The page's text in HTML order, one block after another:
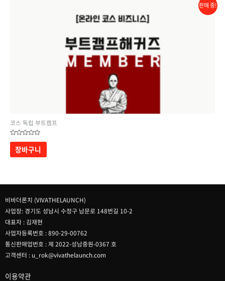
판매 중!
코스 독립 부트캠프
5
중에서
로
장바구니
비바더론치 (VIVATHELAUNCH)
사업장: 경기도 성남시 수정구 남문로 148번길 10-2
대표자 : 김재현
사업자등록번호 : 890-29-00762
통신판매업번호 : 제 2022-성남중원-0367 호
고객센터 : u_rok@vivathelaunch.com
이용약관